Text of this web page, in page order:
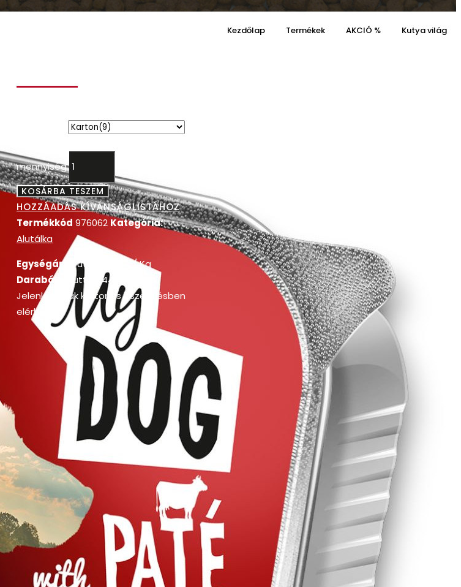
Kezdőlap Termékek AKCIÓ % Kutya világ
mennyiség
KOSÁRBA TESZEM
HOZZÁADÁS KÍVÁNSÁGLISTÁHOZ
Termékkód 976062 Kategória:
Alutálka
Egységár: bruttó
/ Kg
Darabár:
bruttó 444
Jelenleg csak kartonos kiszerelésben
elérhető.